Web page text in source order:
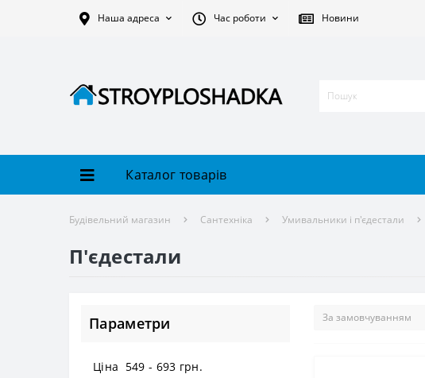
Наша адреса Час роботи Новини
Каталог товарів
Будівельний магазин Сантехніка Умивальники і п'єдестали
П'єдестали
Параметри
Ціна 549 - 693 грн.